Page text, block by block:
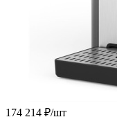
174 214 ₽/шт